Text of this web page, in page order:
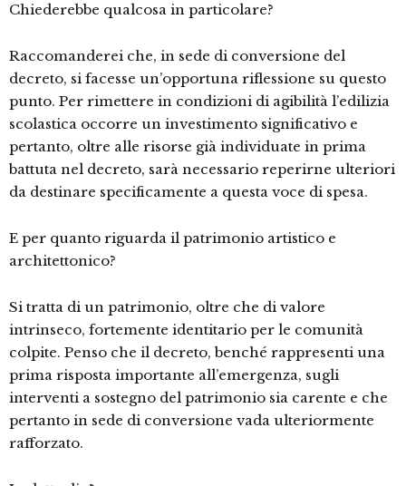
Chiederebbe qualcosa in particolare?
Raccomanderei che, in sede di conversione del
decreto, si facesse un’opportuna riflessione su questo
punto. Per rimettere in condizioni di agibilità l’edilizia
scolastica occorre un investimento significativo e
pertanto, oltre alle risorse già individuate in prima
battuta nel decreto, sarà necessario reperirne ulteriori
da destinare specificamente a questa voce di spesa.
E per quanto riguarda il patrimonio artistico e
architettonico?
Si tratta di un patrimonio, oltre che di valore
intrinseco, fortemente identitario per le comunità
colpite. Penso che il decreto, benché rappresenti una
prima risposta importante all’emergenza, sugli
interventi a sostegno del patrimonio sia carente e che
pertanto in sede di conversione vada ulteriormente
rafforzato.